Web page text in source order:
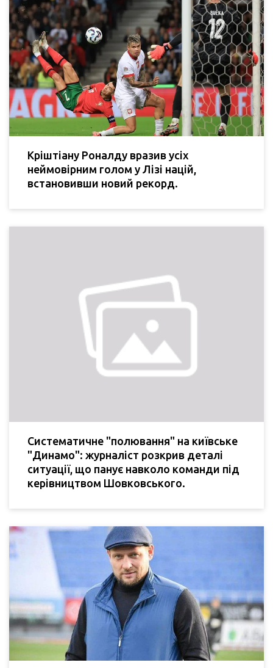
Кріштіану Роналду вразив усіх
неймовірним голом у Лізі націй,
встановивши новий рекорд.
Систематичне "полювання" на київське
"Динамо": журналіст розкрив деталі
ситуації, що панує навколо команди під
керівництвом Шовковського.